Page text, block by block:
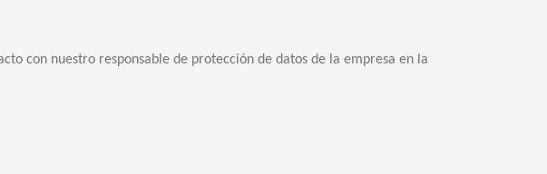
con nuestro responsable de protección de datos de la empresa en la